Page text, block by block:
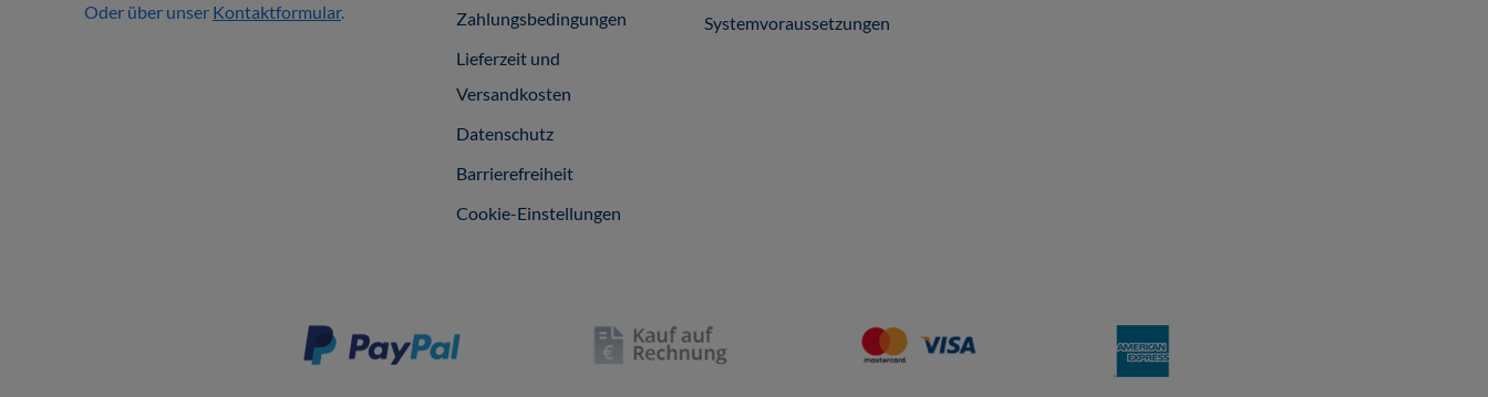
Oder über unser Kontaktformular.
Zahlungsbedingungen
Lieferzeit und
Versandkosten
Datenschutz
Barrierefreiheit
Cookie-Einstellungen
Systemvoraussetzungen